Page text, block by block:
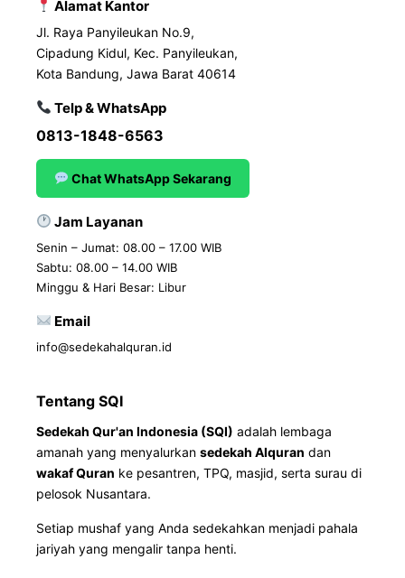
Alamat Kantor
Jl. Raya Panyileukan No.9,
Cipadung Kidul, Kec. Panyileukan,
Kota Bandung, Jawa Barat 40614
Telp & WhatsApp
0813-1848-6563
Chat WhatsApp Sekarang
Jam Layanan
Senin – Jumat: 08.00 – 17.00 WIB
Sabtu: 08.00 – 14.00 WIB
Minggu & Hari Besar: Libur
Email
info@sedekahalquran.id
Tentang SQI
Sedekah Qur'an Indonesia (SQI) adalah lembaga
amanah yang menyalurkan sedekah Alquran dan
wakaf Quran ke pesantren, TPQ, masjid, serta surau di
pelosok Nusantara.
Setiap mushaf yang Anda sedekahkan menjadi pahala
jariyah yang mengalir tanpa henti.